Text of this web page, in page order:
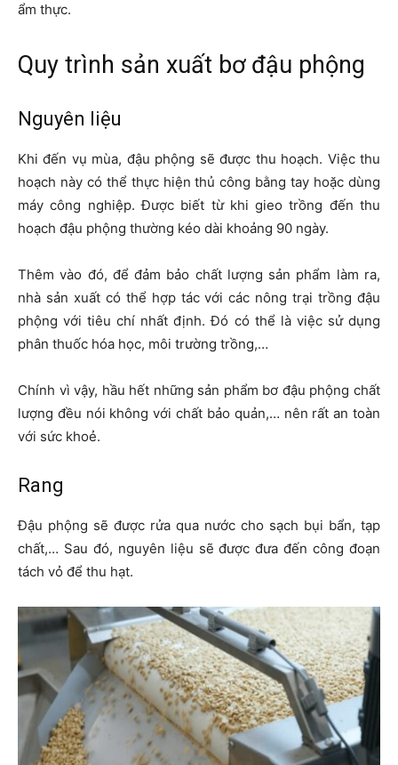
ẩm thực.
Quy trình sản xuất bơ đậu phộng
Nguyên liệu
Khi đến vụ mùa, đậu phộng sẽ được thu hoạch. Việc thu
hoạch này có thể thực hiện thủ công bằng tay hoặc dùng
máy công nghiệp. Được biết từ khi gieo trồng đến thu
hoạch đậu phộng thường kéo dài khoảng 90 ngày.
Thêm vào đó, để đảm bảo chất lượng sản phẩm làm ra,
nhà sản xuất có thể hợp tác với các nông trại trồng đậu
phộng với tiêu chí nhất định. Đó có thể là việc sử dụng
phân thuốc hóa học, môi trường trồng,…
Chính vì vậy, hầu hết những sản phẩm bơ đậu phộng chất
lượng đều nói không với chất bảo quản,… nên rất an toàn
với sức khoẻ.
Rang
Đậu phộng sẽ được rửa qua nước cho sạch bụi bẩn, tạp
chất,… Sau đó, nguyên liệu sẽ được đưa đến công đoạn
tách vỏ để thu hạt.